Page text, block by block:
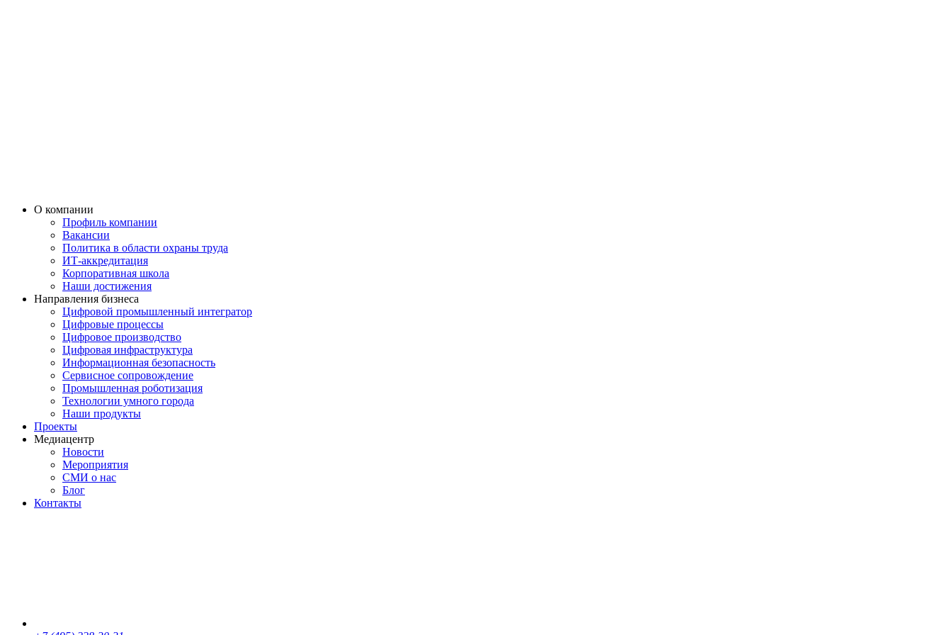
О компании
Профиль компании
Вакансии
Политика в области охраны труда
ИТ-аккредитация
Корпоративная школа
Наши достижения
Направления бизнеса
Цифровой промышленный интегратор
Цифровые процессы
Цифровое производство
Цифровая инфраструктура
Информационная безопасность
Сервисное сопровождение
Промышленная роботизация
Технологии умного города
Наши продукты
Проекты
Медиацентр
Новости
Мероприятия
СМИ о нас
Блог
Контакты